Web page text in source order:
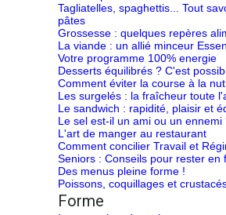
Tagliatelles, spaghettis... Tout
pâtes
Grossesse : quelques repères
La viande : un allié minceur
Votre programme 100% energie
Desserts équilibrés ? C'est
Comment éviter la course à la
Les surgelés : la fraîcheur toute
Le sandwich : rapidité, plaisir et
Le sel est-il un ami ou un ennemi
L'art de manger au restaurant
Comment concilier Travail et
Seniors : Conseils pour rester en
Des menus pleine forme !
Poissons, coquillages et
Forme